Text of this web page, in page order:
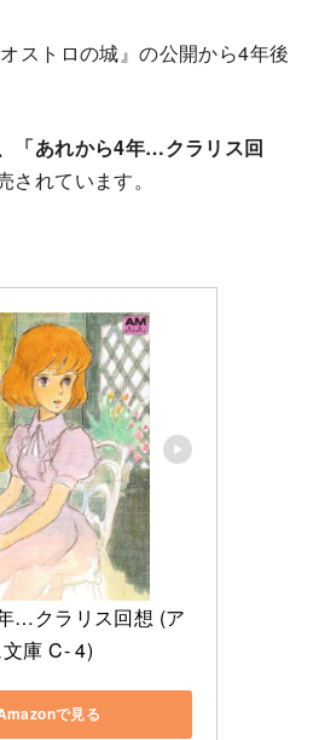
ストロの城』の公開から4年後
「あれから4年…クラリス回
されています。
…クラリス回想 (ア
庫 C- 4)
で見る